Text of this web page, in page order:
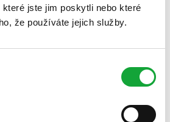
jste jim poskytli nebo které
že používáte jejich služby.